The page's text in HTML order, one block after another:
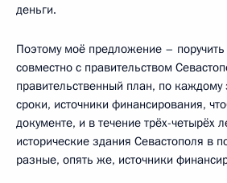
деньги.
Поэтому моё предложение – поручить
совместно с правительством
правительственный план, по
сроки, источники финансирования,
документе, и в течение трёх-четырёх
исторические здания Севастополя в
разные, опять же, источники